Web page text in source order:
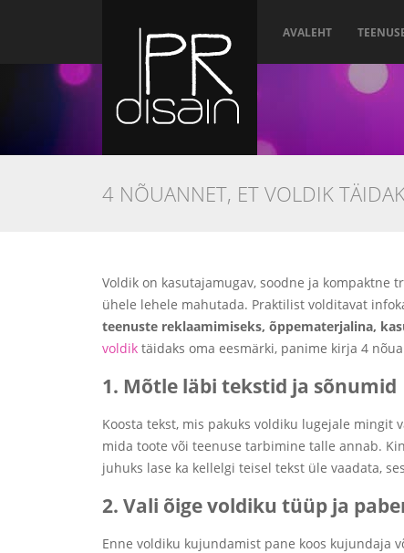
AVALEHT
4 NÕUANNET, ET VOLDIK
Voldik on kasutajamugav, soodne ja
ühele lehele mahutada. Praktilist volditavat
teenuste reklaamimiseks, õppematerjalina,
voldik täidaks oma eesmärki, panime kirja 4
1. Mõtle läbi tekstid ja sõnumid
Koosta tekst, mis pakuks voldiku lugejale mingit
mida toote või teenuse tarbimine talle annab.
juhuks lase ka kellelgi teisel tekst üle vaadata,
2. Vali õige voldiku tüüp ja
Enne voldiku kujundamist pane koos kujundaja